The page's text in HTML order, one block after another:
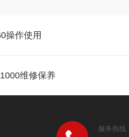
操作使用
维修保养
服务热线